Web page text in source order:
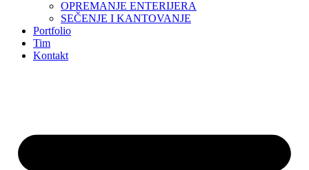
OPREMANJE ENTERIJERA
SEČENJE I KANTOVANJE
Portfolio
Tim
Kontakt